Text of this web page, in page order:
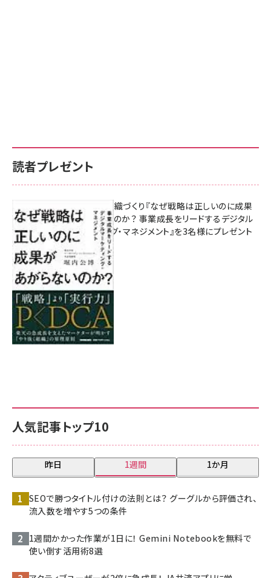
人気記事トップ10
昨日 1週間 1か月
SEOで勝つタイトル付けの法則とは？ グーグルから評価され、
流入数を増やす5つの条件
1週間かかった作業が1日に！ Gemini Notebookを無料で
使い倒す活用術8選
読者プレゼント
成果を生む組織づくり『なぜ戦略は正しいのに成果
があがらないのか？ 事業成長をリードするデジタル
マーケティング・マネジメント』を3名様にプレゼント
8月7日 10:00